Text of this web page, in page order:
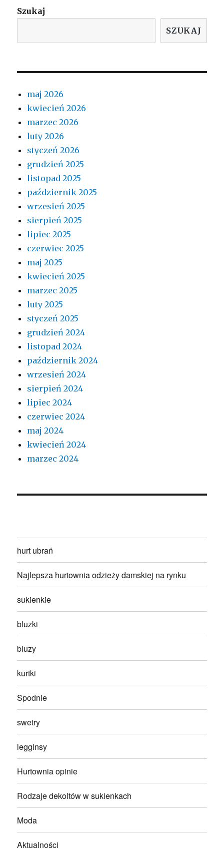
Szukaj
SZUKAJ
maj 2026
kwiecień 2026
marzec 2026
luty 2026
styczeń 2026
grudzień 2025
listopad 2025
październik 2025
wrzesień 2025
sierpień 2025
lipiec 2025
czerwiec 2025
maj 2025
kwiecień 2025
marzec 2025
luty 2025
styczeń 2025
grudzień 2024
listopad 2024
październik 2024
wrzesień 2024
sierpień 2024
lipiec 2024
czerwiec 2024
maj 2024
kwiecień 2024
marzec 2024
hurt ubrań
Najlepsza hurtownia odzieży damskiej na rynku
sukienkie
bluzki
bluzy
kurtki
Spodnie
swetry
legginsy
Hurtownia opinie
Rodzaje dekoltów w sukienkach
Moda
Aktualności